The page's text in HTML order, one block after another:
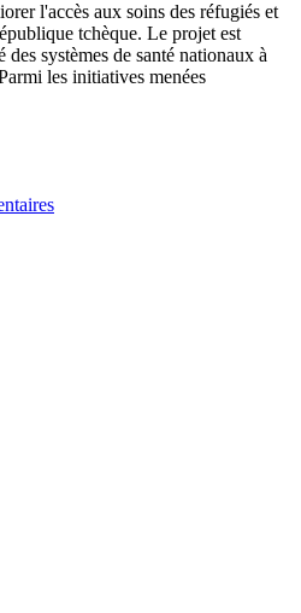
l'accès aux soins des réfugiés et
tchèque. Le projet est
systèmes de santé nationaux à
les initiatives menées